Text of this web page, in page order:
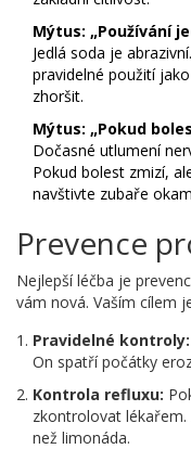
Mýtus: „Používání
Jedlá soda je
pravidelné použití
zhoršit.
Mýtus: „Pokud
Dočasné utlumení
Pokud bolest zmizí,
navštivte zubaře
Prevence
Nejlepší léčba je
vám nová. Vaším cílem
Pravidelné kontroly:
On spatří počátky
Kontrola refluxu:
zkontrolovat lékařem.
než limonáda.